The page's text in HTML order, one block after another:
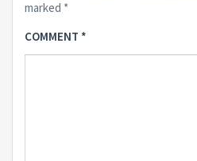
marked *
COMMENT *